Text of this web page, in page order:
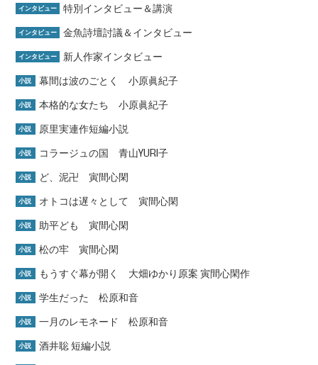
インタビュー 特別インタビュー＆講演
インタビュー 金魚詩壇討議＆インタビュー
インタビュー 新人作家インタビュー
小説 幕間は波のごとく 小原眞紀子
小説 本格的な女たち 小原眞紀子
小説 原里実連作短編小説
小説 コラージュの国 青山YURI子
小説 ど、泥卍 寅間心閑
小説 オトコは遅々として 寅間心閑
小説 助平ども 寅間心閑
小説 松の牢 寅間心閑
小説 もうすぐ幕が開く 大畑ゆかり原案 寅間心閑作
小説 学生だった 松原和音
小説 一月のレモネード 松原和音
小説 酒井聡 短編小説